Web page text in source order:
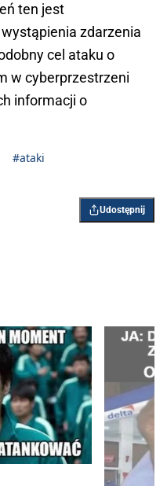
ten jest
zdarzenia
cel ataku o
w cyberprzestrzeni
informacji o
#ataki
Udostępnij